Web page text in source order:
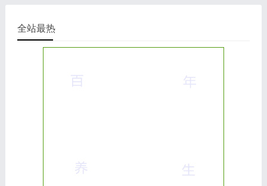
全站最热